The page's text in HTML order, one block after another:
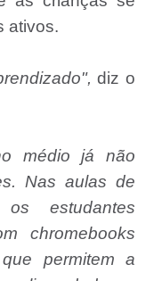
ativos.
diz o
médio já não
Nas aulas de
estudantes
chromebooks
permitem a